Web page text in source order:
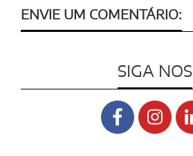
ENVIE UM COMENTÁRIO:
SIGA NOS